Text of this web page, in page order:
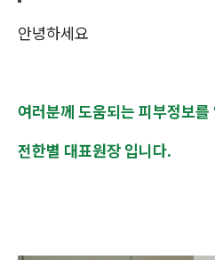
안녕하세요
여러분께 도움되는 피부정보를
전한별 대표원장 입니다.